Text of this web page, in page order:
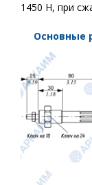
1450 Н, при
Основные